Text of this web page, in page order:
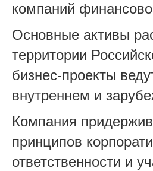
компаний
Основные активы
территории
бизнес-проекты
внутреннем и
Компания
принципов
ответственности и